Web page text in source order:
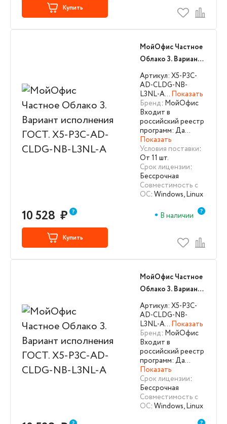
Купить
МойОфис Частное
Облако 3. Вариант
исполнения ГОСТ.
X5-P3C-AD-CLDG-
NB-L3NL-A
Артикул: X5-P3C-
AD-CLDG-NB-
L3NL-A… Показать
Бренд: МойОфис
Входит в
российский реестр
программ: Да…
Показать
Условия поставки:
От 11 шт.
Срок лицензии:
Бессрочная
Совместимость с
ОС: Windows, Linux
10 528 ₽ В наличии
Купить
МойОфис Частное
Облако 3. Вариант
исполнения ГОСТ.
X5-P3C-AD-CLDG-
NB-L3NL-A
Артикул: X5-P3C-
AD-CLDG-NB-
L3NL-A… Показать
Бренд: МойОфис
Входит в
российский реестр
программ: Да…
Показать
Срок лицензии:
Бессрочная
Совместимость с
ОС: Windows, Linux